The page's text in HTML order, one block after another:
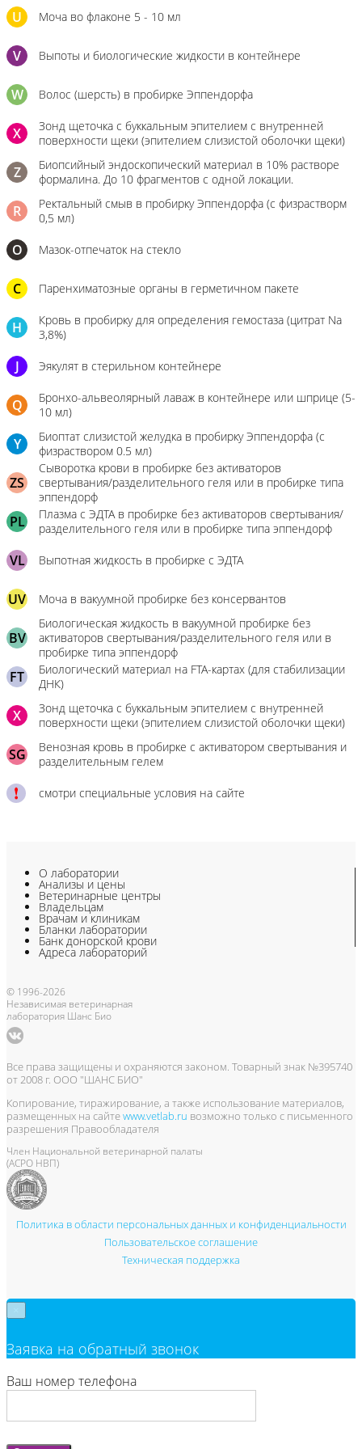
U Моча во флаконе 5 - 10 мл
V Выпоты и биологические жидкости в контейнере
W Волос (шерсть) в пробирке Эппендорфа
X
Зонд щеточка с буккальным эпителием с внутренней
поверхности щеки (эпителием слизистой оболочки щеки)
Z
Биопсийный эндоскопический материал в 10% растворе
формалина. До 10 фрагментов с одной локации.
R
Ректальный смыв в пробирку Эппендорфа (с физрастворм
0,5 мл)
О Мазок-отпечаток на стекло
C Паренхиматозные органы в герметичном пакете
H
Кровь в пробирку для определения гемостаза (цитрат Na
3,8%)
J Эякулят в стерильном контейнере
Q
Бронхо-альвеолярный лаваж в контейнере или шприце (5-
10 мл)
Y
Биоптат слизистой желудка в пробирку Эппендорфа (с
физраствором 0.5 мл)
ZS
Сыворотка крови в пробирке без активаторов
свертывания/разделительного геля или в пробирке типа
эппендорф
PL
Плазма с ЭДТА в пробирке без активаторов свертывания/
разделительного геля или в пробирке типа эппендорф
VL Выпотная жидкость в пробирке с ЭДТА
UV Моча в вакуумной пробирке без консервантов
BV
Биологическая жидкость в вакуумной пробирке без
активаторов свертывания/разделительного геля или в
пробирке типа эппендорф
FT
Биологический материал на FTA-картах (для стабилизации
ДНК)
X
Зонд щеточка с буккальным эпителием с внутренней
поверхности щеки (эпителием слизистой оболочки щеки)
SG
Венозная кровь в пробирке с активатором свертывания и
разделительным гелем
смотри специальные условия на сайте
О лаборатории
Анализы и цены
Ветеринарные центры
Владельцам
Врачам и клиникам
Бланки лаборатории
Банк донорской крови
Адреса лабораторий
© 1996-2026
Независимая ветеринарная
лаборатория Шанс Био
Все права защищены и охраняются законом. Товарный знак №395740
от 2008 г. ООО "ШАНС БИО"
Копирование, тиражирование, а также использование материалов,
размещенных на сайтеwww.vetlab.ru возможно только с письменного
разрешения Правообладателя
Член Национальной ветеринарной палаты
(АСРО НВП)
Политика в области персональных данных и конфиденциальности
Пользовательское соглашение
Техническая поддержка
Заявка на обратный звонок
Ваш номер телефона